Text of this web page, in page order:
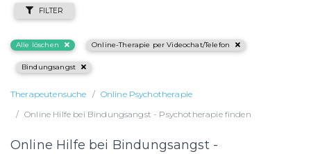
FILTER
Alle löschen Online-Therapie per Videochat/Telefon
Bindungsangst
Therapeutensuche
Online Psychotherapie
Online Hilfe bei Bindungsangst - Psychotherapie finden
Online Hilfe bei Bindungsangst -